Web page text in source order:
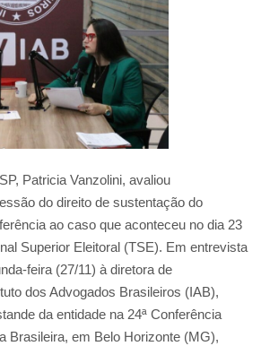
Patricia Vanzolini, avaliou
do direito de sustentação do
ao caso que aconteceu no dia 23
Superior Eleitoral (TSE). Em entrevista
feira (27/11) à diretora de
dos Advogados Brasileiros (IAB),
da entidade na 24ª Conferência
Brasileira, em Belo Horizonte (MG),